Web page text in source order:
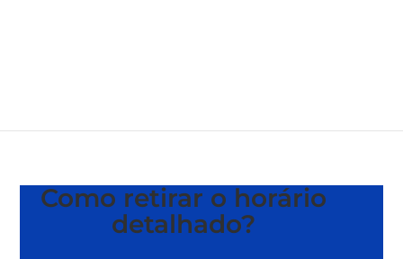
Como retirar o horário
detalhado?